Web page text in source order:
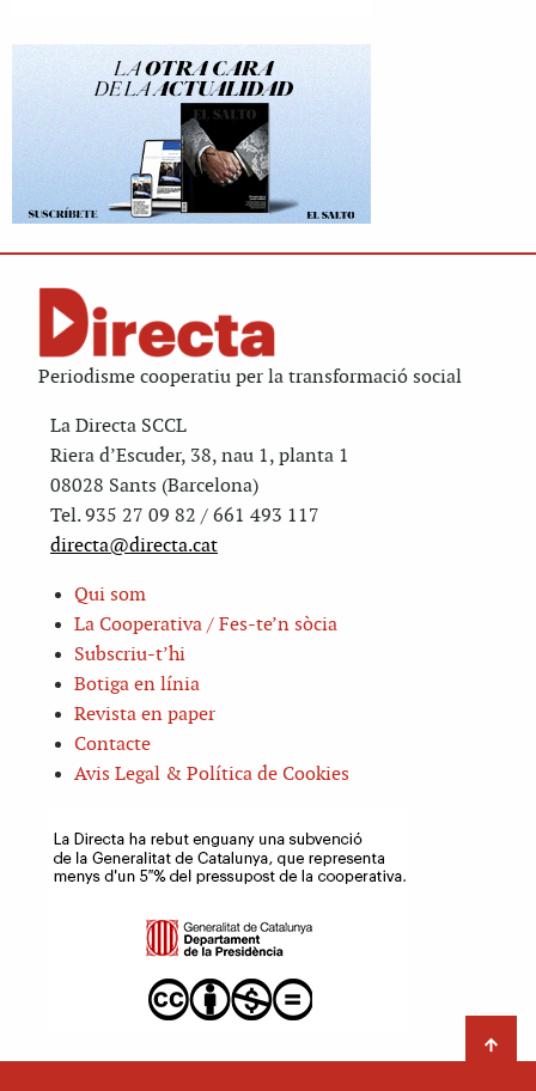
Periodisme cooperatiu per la transformació social
La Directa SCCL
Riera d’Escuder, 38, nau 1, planta 1
08028 Sants (Barcelona)
Tel. 935 27 09 82 / 661 493 117
directa@directa.cat
Qui som
La Cooperativa / Fes-te’n sòcia
Subscriu-t’hi
Botiga en línia
Revista en paper
Contacte
Avis Legal & Política de Cookies